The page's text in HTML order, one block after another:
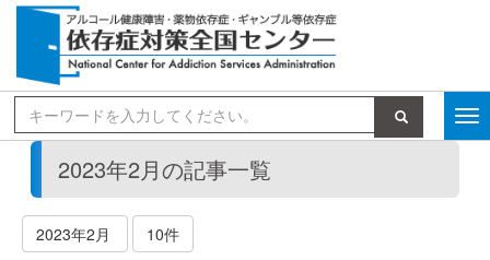
検索
2023年2月の記事一覧
2023年2月 10件